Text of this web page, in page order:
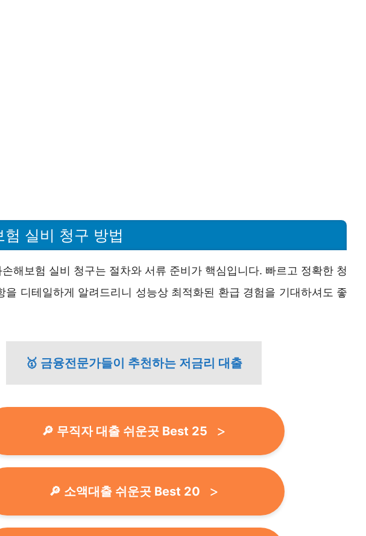
험 실비 청구 방법
해보험 실비 청구는 절차와 서류 준비가 핵심입니다. 빠르고 정확한 청
을 디테일하게 알려드리니 성능상 최적화된 환급 경험을 기대하셔도 좋
🥇 금융전문가들이 추천하는 저금리 대출
🔎 무직자 대출 쉬운곳 Best 25
🔎 소액대출 쉬운곳 Best 20